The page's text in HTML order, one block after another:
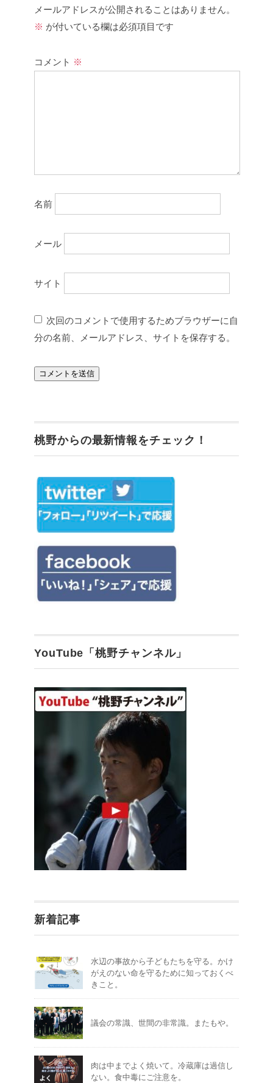
メールアドレスが公開されることはありません。
※ が付いている欄は必須項目です
コメント ※
名前
メール
サイト
次回のコメントで使用するためブラウザーに自
分の名前、メールアドレス、サイトを保存する。
桃野からの最新情報をチェック！
YouTube「桃野チャンネル」
新着記事
水辺の事故から子どもたちを守る。かけ
がえのない命を守るために知っておくべ
きこと。
議会の常識、世間の非常識。またもや。
肉は中までよく焼いて。冷蔵庫は過信し
ない。食中毒にご注意を。